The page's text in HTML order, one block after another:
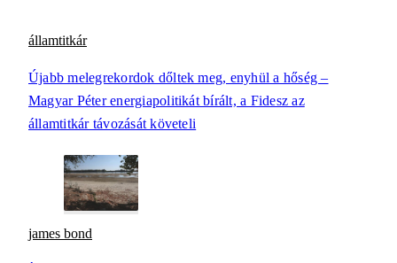
államtitkár
Újabb melegrekordok dőltek meg, enyhül a hőség –
Magyar Péter energiapolitikát bírált, a Fidesz az
államtitkár távozását követeli
james bond